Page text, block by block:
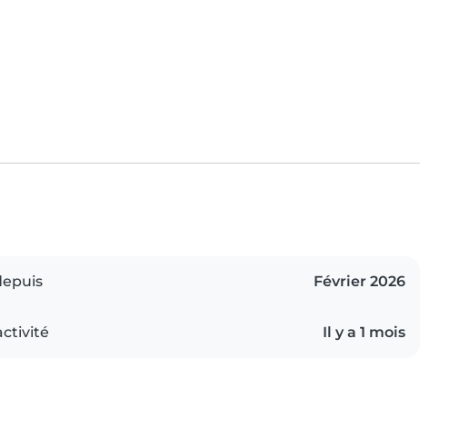
Février 2026
Il y a 1 mois